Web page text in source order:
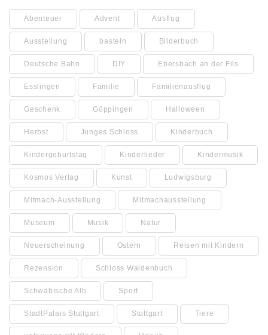
Abenteuer Advent Ausflug
Ausstellung basteln Bilderbuch
Deutsche Bahn DIY Ebersbach an der Fils
Esslingen Familie Familienausflug
Geschenk Göppingen Halloween
Herbst Junges Schloss Kinderbuch
Kindergeburtstag Kinderlieder Kindermusik
Kosmos Verlag Kunst Ludwigsburg
Mitmach-Ausstellung Mitmachausstellung
Museum Musik Natur
Neuerscheinung Ostern Reisen mit Kindern
Rezension Schloss Waldenbuch
Schwäbische Alb Sport
StadtPalais Stuttgart Stuttgart Tiere